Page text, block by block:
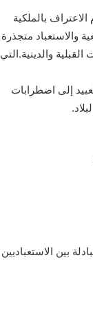
الرقيق وعدم الاعتراف بالملكية
والاستعباد متجذرة
والدينية.التي
إلى اضطرابات
بين الاستعباديين